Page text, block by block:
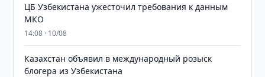
ЦБ Узбекистана ужесточил требования к данным
МКО
14:08 · 10/08
Казахстан объявил в международный розыск
блогера из Узбекистана